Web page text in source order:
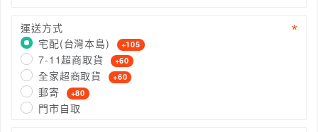
運送方式
宅配(台灣本島)
+105
7-11超商取貨 +60
全家超商取貨 +60
郵寄 +80
門市自取